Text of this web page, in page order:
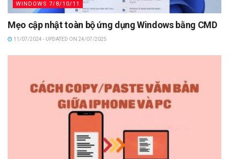
WINDOWS 7/8/10/11
Mẹo cập nhật toàn bộ ứng dụng Windows bằng CMD
11/07/2024 - UPDATED ON 24/07/2025